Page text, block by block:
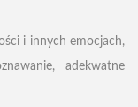
i innych emocjach,
adekwatne